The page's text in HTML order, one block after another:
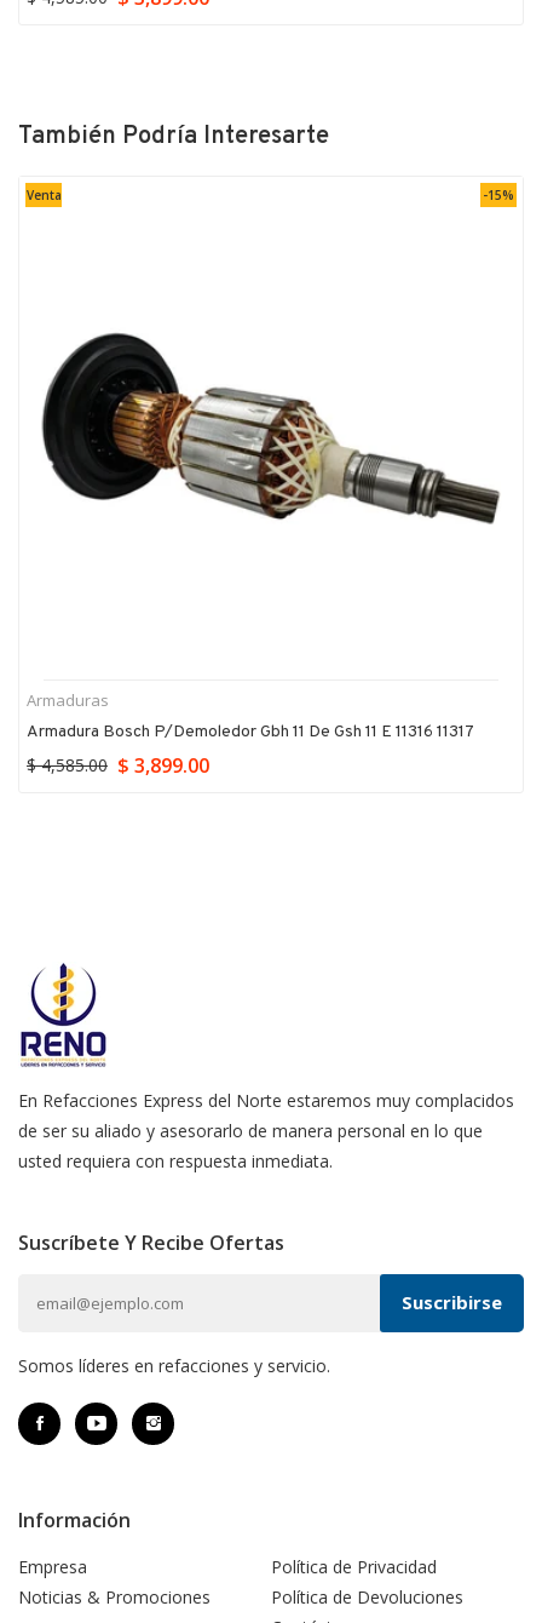
También Podría Interesarte
Venta -15%
Armaduras
Armadura Bosch P/demoledor Gbh 11 De Gsh 11 E 11316 11317
$ 4,585.00 $ 3,899.00
En Refacciones Express del Norte estaremos muy complacidos
de ser su aliado y asesorarlo de manera personal en lo que
usted requiera con respuesta inmediata.
Suscríbete Y Recibe Ofertas
Somos líderes en refacciones y servicio.
Información
Empresa
Noticias & Promociones
Política de Privacidad
Política de Devoluciones